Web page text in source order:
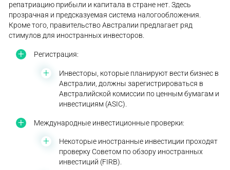
репатриацию прибыли и капитала в стране нет. Здесь
прозрачная и предсказуемая система налогообложения.
Кроме того, правительство Австралии предлагает ряд
стимулов для иностранных инвесторов.
Регистрация:
Инвесторы, которые планируют вести бизнес в
Австралии, должны зарегистрироваться в
Австралийской комиссии по ценным бумагам и
инвестициям (ASIC).
Международные инвестиционные проверки:
Некоторые иностранные инвестиции проходят
проверку Советом по обзору иностранных
инвестиций (FIRB).